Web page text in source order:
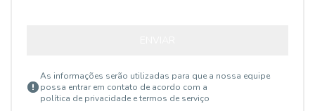
As informações serão utilizadas para que a nossa equipe
possa entrar em contato de acordo com a
política de privacidade e termos de serviço